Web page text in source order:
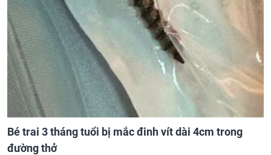
Bé trai 3 tháng tuổi bị mắc đinh vít dài 4cm trong
đường thở